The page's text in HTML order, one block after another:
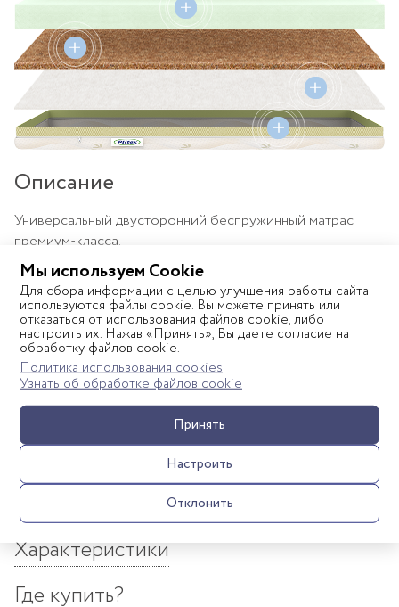
Описание
Универсальный двусторонний беспружинный матрас
премиум-класса.
В модели используется сочетание классических
натуральных материалов: анатомического латекса и
латексированной кокосовой койры. Они признаны
одними из лучших наполнителей для детских (и не
только) матрасов благодаря упругости, гигиеничности,
долговечности и естественной вентилируемости.
Плотная кокосовая койра обеспечивает надежную
поддержку формирующегося позвоночника
новорожденного, а латекс благодаря способности
подстраиваться под форму тела распределяет нагрузку и
дарит дополнительный комфорт. На этой стороне мы
рекомендуем спать после года.
Сочетание натуральных материалов наполнителей и
чехла с содержанием волокна алоэ вера позволяет
Характеристики
Где купить?
Мы используем Cookie
Для сбора информации с целью улучшения работы сайта
используются файлы cookie. Вы можете принять или
отказаться от использования файлов cookie, либо
настроить их. Нажав «Принять», Вы даете согласие на
обработку файлов cookie.
Политика использования cookies
Узнать об обработке файлов cookie
Принять
Настроить
Отклонить